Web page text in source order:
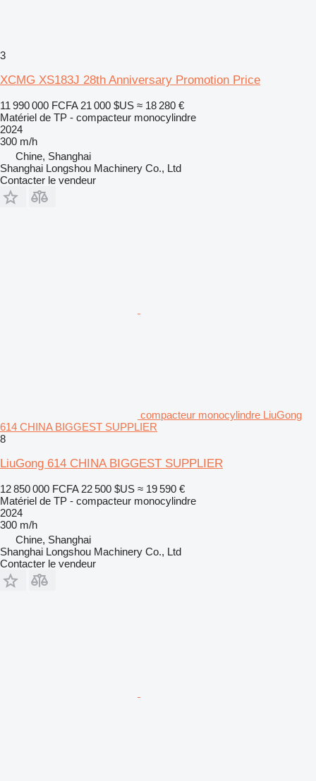
3
XCMG XS183J 28th Anniversary Promotion Price
11 990 000 FCFA 21 000 $US ≈ 18 280 €
Matériel de TP - compacteur monocylindre
2024
300 m/h
Chine, Shanghai
Shanghai Longshou Machinery Co., Ltd
Contacter le vendeur
compacteur monocylindre LiuGong
614 CHINA BIGGEST SUPPLIER
8
LiuGong 614 CHINA BIGGEST SUPPLIER
12 850 000 FCFA 22 500 $US ≈ 19 590 €
Matériel de TP - compacteur monocylindre
2024
300 m/h
Chine, Shanghai
Shanghai Longshou Machinery Co., Ltd
Contacter le vendeur